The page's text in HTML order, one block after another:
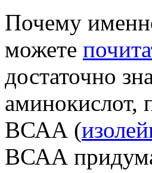
Почему
можете
достаточно
аминокислот,
ВСАА (
ВСАА